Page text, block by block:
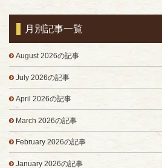
月別記事一覧
August 2026の記事
July 2026の記事
April 2026の記事
March 2026の記事
February 2026の記事
January 2026の記事